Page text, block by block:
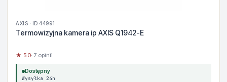
AXIS · ID 44991
Termowizyjna kamera ip AXIS Q1942-E
★ 5.0· 7 opinii
Dostępny
Wysyłka 24h